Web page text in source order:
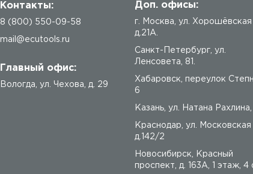
Контакты:
8 (800) 550-09-58
mail@ecutools.ru
Главный офис:
Вологда ул. Чехова, д. 29
Доп. офисы:
г. Москва, ул. Хорошёвская
д.21А.
Санкт-Петербург, ул.
Ленсовета, 81.
Хабаровск, переулок
6
Казань, ул. Натана Рахлина,
Краснодар, ул. Московская
д.142/2
Новосибирск, Красный
проспект, д. 163А, 1 этаж,